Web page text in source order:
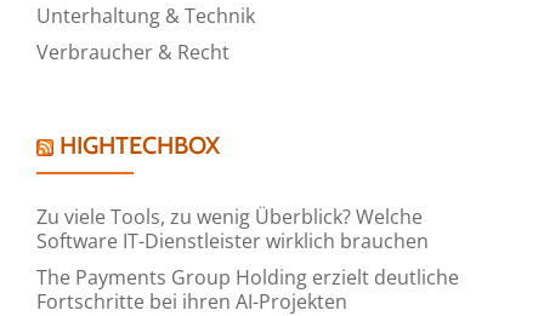
Unterhaltung & Technik
Verbraucher & Recht
HIGHTECHBOX
Zu viele Tools, zu wenig Überblick? Welche
Software IT-Dienstleister wirklich brauchen
The Payments Group Holding erzielt deutliche
Fortschritte bei ihren AI-Projekten